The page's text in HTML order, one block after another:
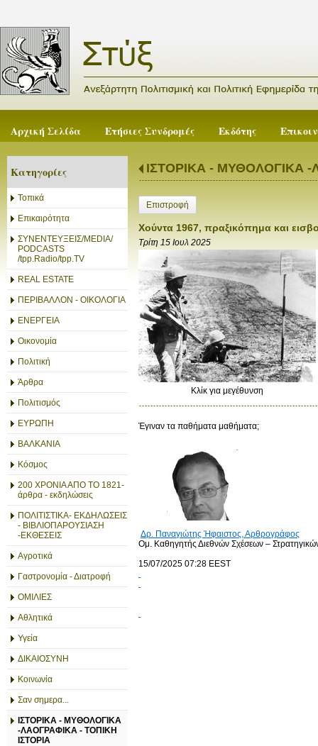
Αρχική Σελίδα Ετήσιες Συνδρομές Εκδότης
Κατηγορίες
Τοπικά
Επικαιρότητα
ΣΥΝΕΝΤΕΥΞΕΙΣ/MEDIA/
PODCASTS
/tpp.Radio/tpp.TV
REAL ESTATE
ΠΕΡΙΒΑΛΛΟΝ - ΟΙΚΟΛΟΓΙΑ
ΕΝΕΡΓΕΙΑ
Οικονομία
Πολιτική
Άρθρα
Πολιτισμός
ΕΥΡΩΠΗ
ΒΑΛΚΑΝΙΑ
Κόσμος
200 ΧΡΟΝΙΑ ΑΠΟ ΤΟ 1821-
άρθρα - εκδηλώσεις
ΠΟΛΙΤΙΣΤΙΚΑ- ΕΚΔΗΛΩΣΕΙΣ
- ΒΙΒΛΙΟΠΑΡΟΥΣΙΑΣΗ
-ΕΚΘΕΣΕΙΣ
Αγροτικά
Γαστρονομία - Διατροφή
ΟΜΙΛΙΕΣ
Αθλητικά
Υγεία
ΔΙΚΑΙΟΣΥΝΗ
Κοινωνία
Σαν σημερα...
ΙΣΤΟΡΙΚΑ - ΜΥΘΟΛΟΓΙΚΑ
-ΛΑΟΓΡΑΦΙΚΑ - ΤΟΠΙΚΗ
ΙΣΤΟΡΙΑ
ΙΣΤΟΡΙΚΑ - ΜΥΘΟΛΟΓΙΚΑ -
Επιστροφή
Χούντα 1967, πραξικόπημα και
Τρίτη 15 Ιουλ 2025
Κλίκ για μεγέθυνση
Έγιναν τα παθήματα μαθήματα;
Δρ. Παναγιώτης Ήφαιστος, Αρθρογράφος
Ομ. Καθηγητής Διεθνών Σχέσεων –
15/07/2025 07:28 EEST